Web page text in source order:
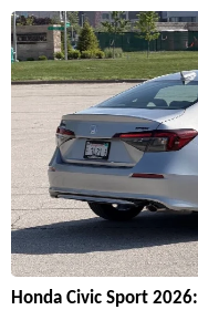
Honda Civic Sport